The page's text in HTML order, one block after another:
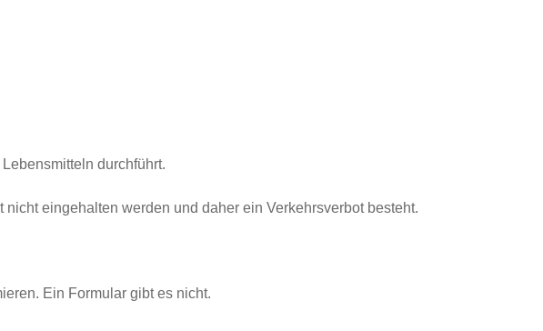
durchführt.
eingehalten werden und daher ein Verkehrsverbot besteht.
Ein Formular gibt es nicht.